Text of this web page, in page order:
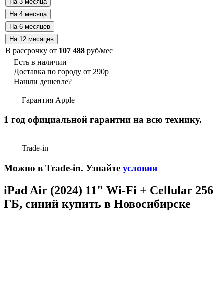
В рассрочку от 107 488 руб/мес
Есть в наличии
Доставка по городу от 290р
Нашли дешевле?
Гарантия Apple
1 год официальной гарантии на всю технику.
Trade-in
Можно в Trade-in. Узнайте условия
iPad Air (2024) 11" Wi-Fi + Cellular 256
ГБ, синий купить в Новосибирске